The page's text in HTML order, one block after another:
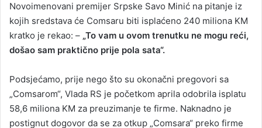
Novoimenovani premijer Srpske Savo Minić na pitanje iz
kojih sredstava će Comsaru biti isplaćeno 240 miliona KM
kratko je rekao: – „To vam u ovom trenutku ne mogu reći,
došao sam praktično prije pola sata“.
Podsjećamo, prije nego što su okonačni pregovori sa
„Comsarom“, Vlada RS je početkom aprila odobrila isplatu
58,6 miliona KM za preuzimanje te firme. Naknadno je
postignut dogovor da se za otkup „Comsara“ preko firme